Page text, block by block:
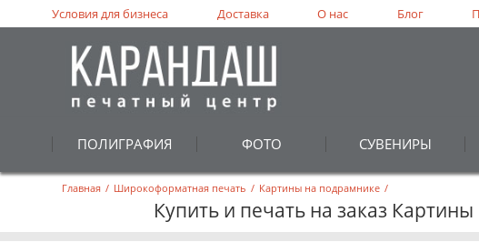
ПОЛИГРАФИЯ ФОТО СУВЕНИРЫ
Условия для бизнеса Доставка О нас Блог
Главная / Широкоформатная печать / Картины на подрамнике /
Купить и печать на заказ